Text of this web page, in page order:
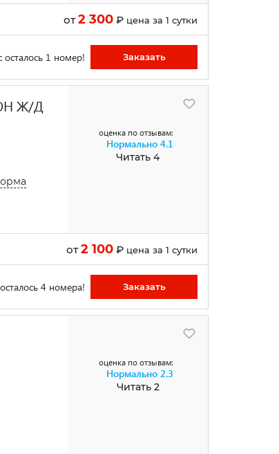
от2 300₽ цена за 1 сутки
осталось 1 номер! Заказать
Ж/Д
оценка по отзывам:
Нормально 4.1
Читать 4
от2 100₽ цена за 1 сутки
4 номера! Заказать
оценка по отзывам:
Нормально 2.3
Читать 2